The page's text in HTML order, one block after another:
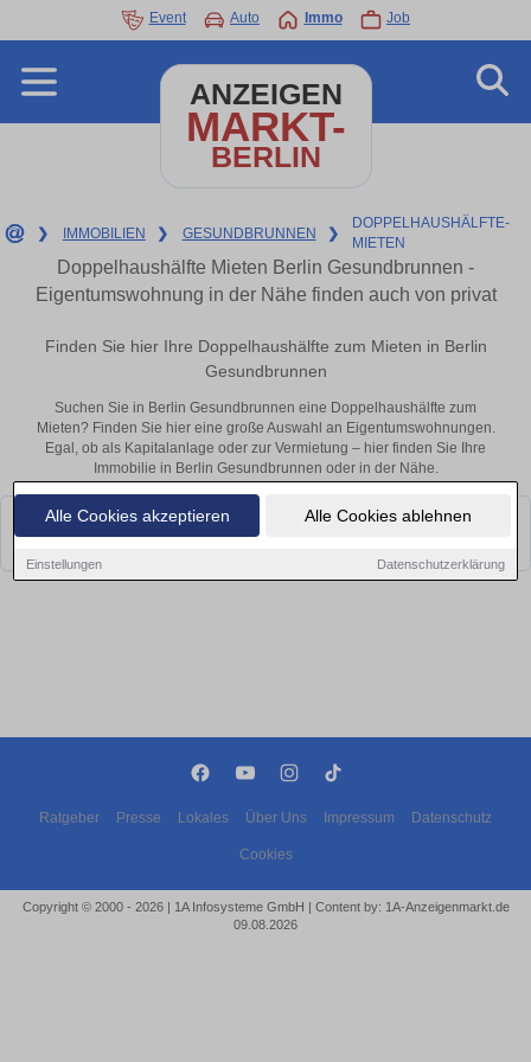
Alle Cookies akzeptieren Alle Cookies ablehnen
Einstellungen Datenschutzerklärung
Event Auto Immo Job
ANZEIGEN
MARKT-
BERLIN
❯ IMMOBILIEN ❯ GESUNDBRUNNEN ❯
DOPPELHAUSHÄLFTE-
MIETEN
Doppelhaushälfte Mieten Berlin Gesundbrunnen -
Eigentumswohnung in der Nähe finden auch von privat
Finden Sie hier Ihre Doppelhaushälfte zum Mieten in Berlin
Gesundbrunnen
Suchen Sie in Berlin Gesundbrunnen eine Doppelhaushälfte zum
Mieten? Finden Sie hier eine große Auswahl an Eigentumswohnungen.
Egal, ob als Kapitalanlage oder zur Vermietung – hier finden Sie Ihre
Immobilie in Berlin Gesundbrunnen oder in der Nähe.
Leider konnten wir derzeit keine passenden Objekte finden. Schauen Sie
Ratgeber Presse Lokales Über Uns Impressum Datenschutz
Cookies
Copyright © 2000 - 2026 | 1A Infosysteme GmbH | Content by: 1A-Anzeigenmarkt.de
09.08.2026